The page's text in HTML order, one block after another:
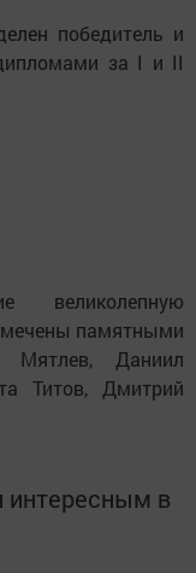
победитель и
за I и II
великолепную
памятными
Мятлев, Даниил
Титов, Дмитрий
в